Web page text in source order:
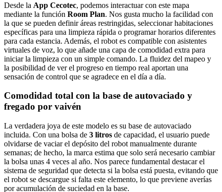
Desde la App Cecotec, podemos interactuar con este mapa
mediante la función Room Plan. Nos gusta mucho la facilidad con
la que se pueden definir áreas restringidas, seleccionar habitaciones
específicas para una limpieza rápida o programar horarios diferentes
para cada estancia. Además, el robot es compatible con asistentes
virtuales de voz, lo que añade una capa de comodidad extra para
iniciar la limpieza con un simple comando. La fluidez del mapeo y
la posibilidad de ver el progreso en tiempo real aportan una
sensación de control que se agradece en el día a día.
Comodidad total con la base de autovaciado y
fregado por vaivén
La verdadera joya de este modelo es su base de autovaciado
incluida. Con una bolsa de 3 litros de capacidad, el usuario puede
olvidarse de vaciar el depósito del robot manualmente durante
semanas; de hecho, la marca estima que solo será necesario cambiar
la bolsa unas 4 veces al año. Nos parece fundamental destacar el
sistema de seguridad que detecta si la bolsa está puesta, evitando que
el robot se descargue si falta este elemento, lo que previene averías
por acumulación de suciedad en la base.